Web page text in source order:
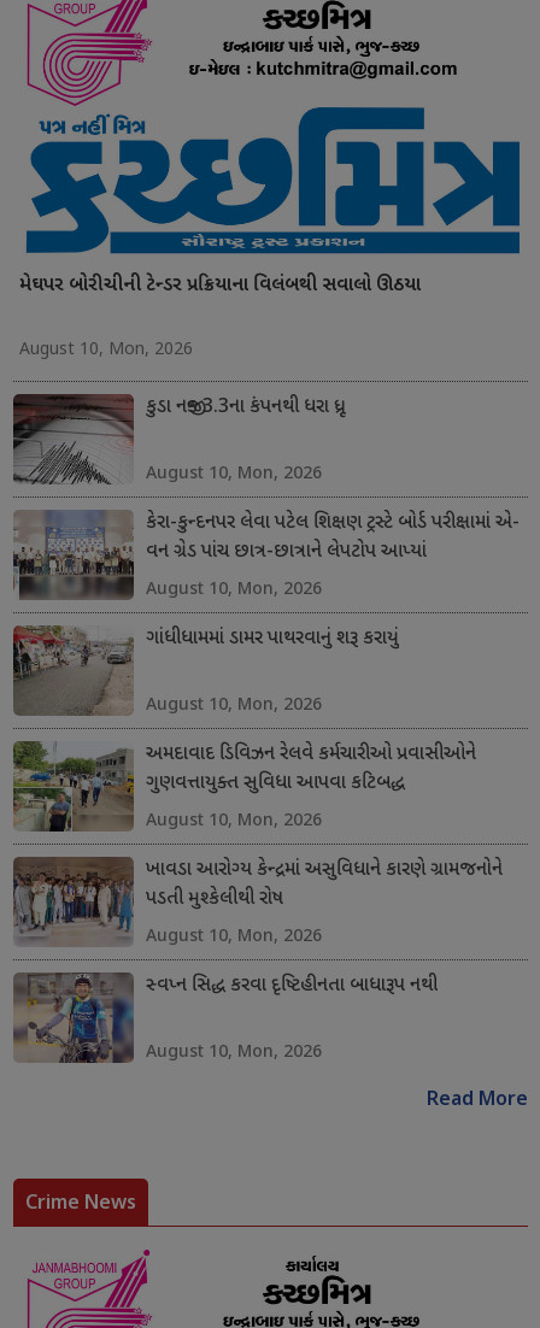
મેઘપર બોરીચીની ટેન્ડર પ્રક્રિયાના વિલંબથી સવાલો ઊઠયા
August 10, Mon, 2026
કુડા નજીક 3.3ના કંપનથી ધરા ધ્રૂજી
August 10, Mon, 2026
કેરા-કુન્દનપર લેવા પટેલ શિક્ષણ ટ્રસ્ટે બોર્ડ પરીક્ષામાં એ-
વન ગ્રેડ પાંચ છાત્ર-છાત્રાને લેપટોપ આપ્યાં
August 10, Mon, 2026
ગાંધીધામમાં ડામર પાથરવાનું શરૂ કરાયું
August 10, Mon, 2026
અમદાવાદ ડિવિઝન રેલવે કર્મચારીઓ પ્રવાસીઓને
ગુણવત્તાયુક્ત સુવિધા આપવા કટિબદ્ધ
August 10, Mon, 2026
ખાવડા આરોગ્ય કેન્દ્રમાં અસુવિધાને કારણે ગ્રામજનોને
પડતી મુશ્કેલીથી રોષ
August 10, Mon, 2026
સ્વપ્ન સિદ્ધ કરવા દૃષ્ટિહીનતા બાધારૂપ નથી
August 10, Mon, 2026
Read More
Crime News